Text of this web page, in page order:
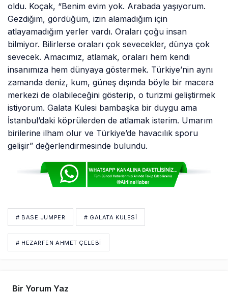
oldu. Koçak, “Benim evim yok. Arabada yaşıyorum.
Gezdiğim, gördüğüm, izin alamadığım için
atlayamadığım yerler vardı. Oraları çoğu insan
bilmiyor. Bilirlerse oraları çok sevecekler, dünya çok
sevecek. Amacımız, atlamak, oraları hem kendi
insanımıza hem dünyaya göstermek. Türkiye’nin aynı
zamanda deniz, kum, güneş dışında böyle bir macera
merkezi de olabileceğini gösterip, o turizmi geliştirmek
istiyorum. Galata Kulesi bambaşka bir duygu ama
İstanbul’daki köprülerden de atlamak isterim. Umarım
birilerine ilham olur ve Türkiye’de havacılık sporu
gelişir” değerlendirmesinde bulundu.
# BASE JUMPER # GALATA KULESI
# HEZARFEN AHMET ÇELEBI
Bir Yorum Yaz